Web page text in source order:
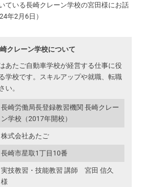
ている長崎クレーン学校の宮田様にお話
年2月6日）
クレーン学校について
あたご自動車学校が経営する仕事に役
学校です。スキルアップや就職、転職
い。
長崎労働局長登録教習機関 長崎クレー
ン学校（2017年開校）
株式会社あたご
長崎市星取1丁目10番
実技教習・技能教習 講師 宮田 信久
様